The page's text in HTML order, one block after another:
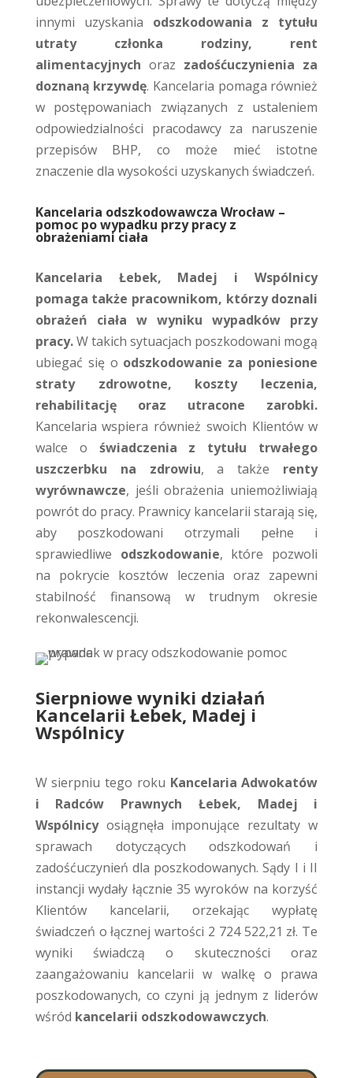
innymi uzyskania odszkodowania z tytułu
utraty członka rodziny, rent
alimentacyjnych oraz zadośćuczynienia za
doznaną krzywdę. Kancelaria pomaga również
w postępowaniach związanych z ustaleniem
odpowiedzialności pracodawcy za naruszenie
przepisów BHP, co może mieć istotne
znaczenie dla wysokości uzyskanych świadczeń.
Kancelaria odszkodowawcza Wrocław –
pomoc po wypadku przy pracy z
obrażeniami ciała
Kancelaria Łebek, Madej i Wspólnicy
pomaga także pracownikom, którzy doznali
obrażeń ciała w wyniku wypadków przy
pracy.W takich sytuacjach poszkodowani mogą
ubiegać się o odszkodowanie za poniesione
straty zdrowotne, koszty leczenia,
rehabilitację oraz utracone zarobki.
Kancelaria wspiera również swoich Klientów w
walce o świadczenia z tytułu trwałego
uszczerbku na zdrowiu, a także renty
wyrównawcze, jeśli obrażenia uniemożliwiają
powrót do pracy. Prawnicy kancelarii starają się,
aby poszkodowani otrzymali pełne i
sprawiedliwe odszkodowanie, które pozwoli
na pokrycie kosztów leczenia oraz zapewni
stabilność finansową w trudnym okresie
rekonwalescencji.
Sierpniowe wyniki działań
Kancelarii Łebek, Madej i
Wspólnicy
W sierpniu tego roku Kancelaria Adwokatów
i Radców Prawnych Łebek, Madej i
Wspólnicyosiągnęła imponujące rezultaty w
sprawach dotyczących odszkodowań i
zadośćuczynień dla poszkodowanych. Sądy I i II
instancji wydały łącznie 35 wyroków na korzyść
Klientów kancelarii, orzekając wypłatę
świadczeń o łącznej wartości 2 724 522,21 zł. Te
wyniki świadczą o skuteczności oraz
zaangażowaniu kancelarii w walkę o prawa
poszkodowanych, co czyni ją jednym z liderów
wśród kancelarii odszkodowawczych.